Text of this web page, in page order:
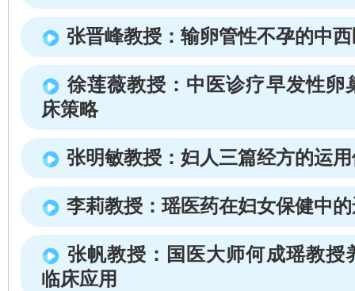
张晋峰教授：输卵管性不孕的中
徐莲薇教授：中医诊疗早发性卵
床策略
张明敏教授：妇人三篇经方的运
李莉教授：瑶医药在妇女保健中
张帆教授：国医大师何成瑶教授
临床应用